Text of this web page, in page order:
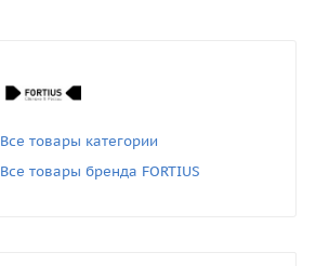
Все товары категории
Все товары бренда FORTIUS